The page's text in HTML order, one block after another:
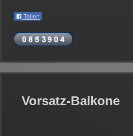
Teilen
Vorsatz-Balkone